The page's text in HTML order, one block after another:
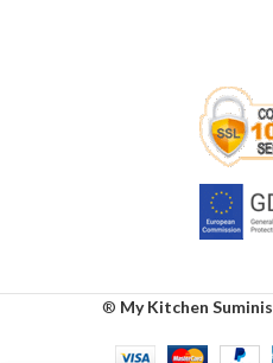
® My Kitchen